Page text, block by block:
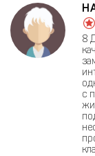
8
с